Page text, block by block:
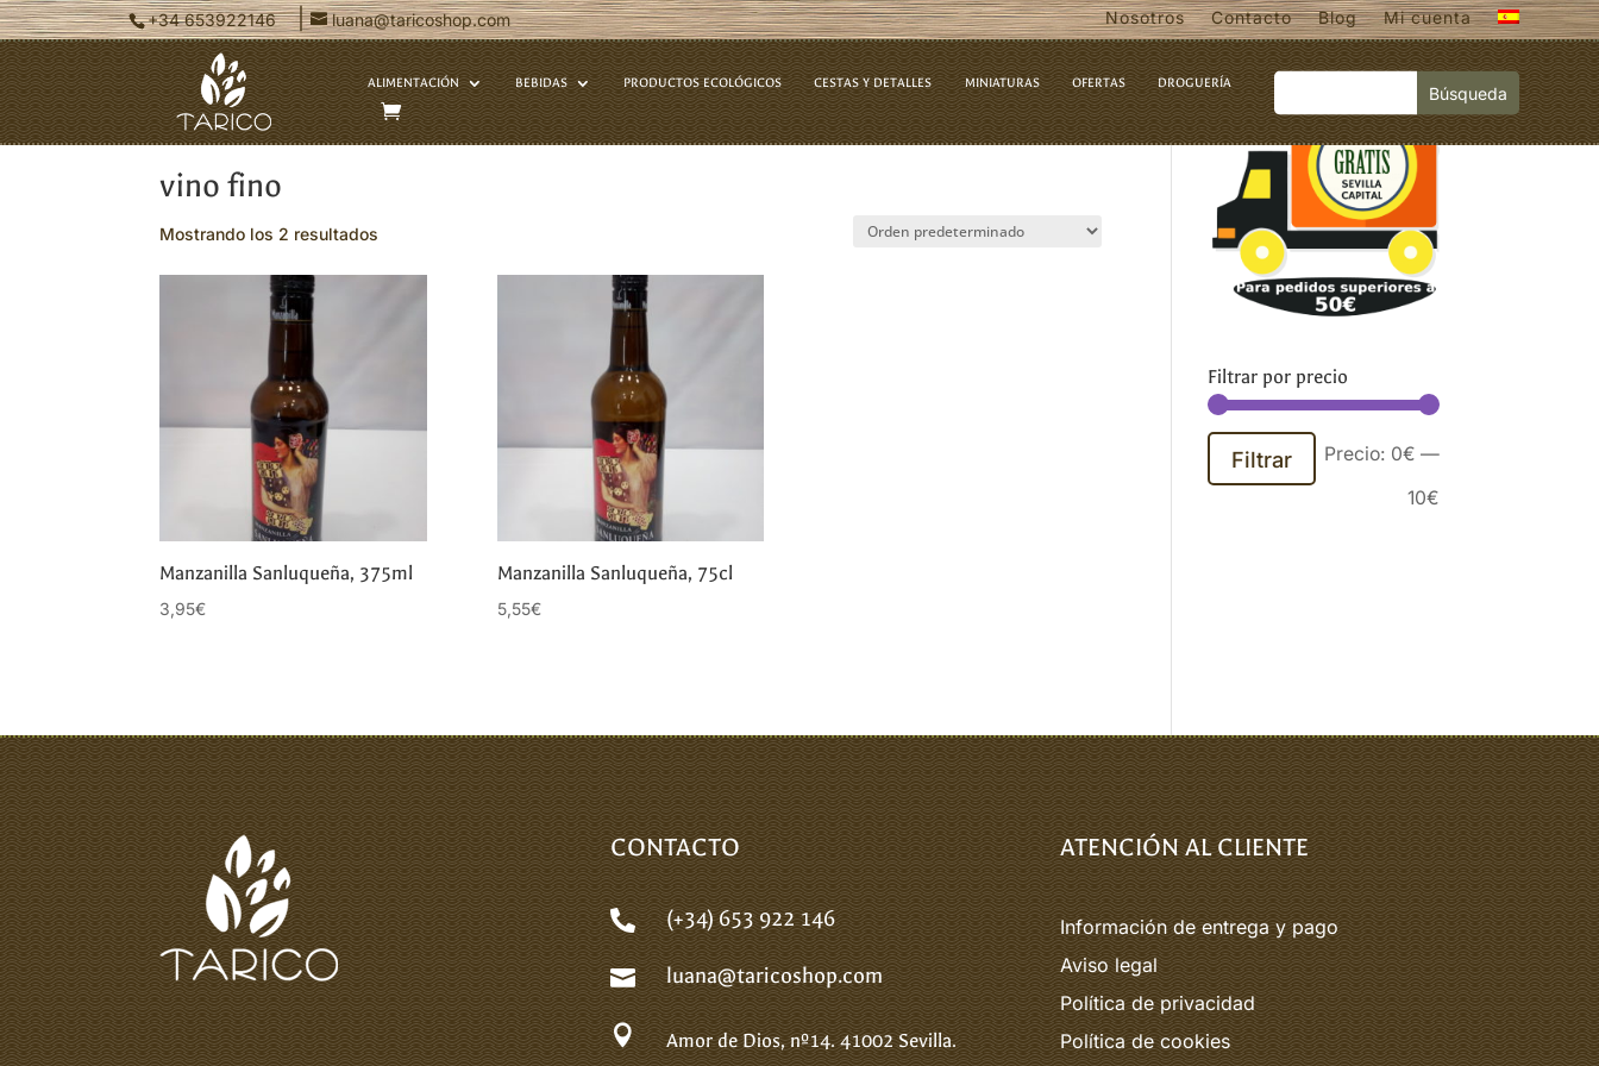
+34 653922146 | luana@taricoshop.com Nosotros Contacto Blog Mi cuenta
ALIMENTACIÓN BEBIDAS PRODUCTOS ECOLÓGICOS CESTAS Y DETALLES MINIATURAS OFERTAS DROGUERÍA
Inicio/ Productos etiquetados “vino fino”
vino fino
Mostrando los 2 resultados
Manzanilla Sanluqueña, 375ml
3,95€
Manzanilla Sanluqueña, 75cl
5,55€
Filtrar por precio
Precio
mínimo
Precio
máximo
Filtrar Precio: 0€ —
10€
CONTACTO
 (+34) 653 922 146
 luana@taricoshop.com
 Amor de Dios, nº14.41002 Sevilla.
ATENCIÓN AL CLIENTE
Información de entrega y pago
Aviso legal
Política de privacidad
Política de cookies